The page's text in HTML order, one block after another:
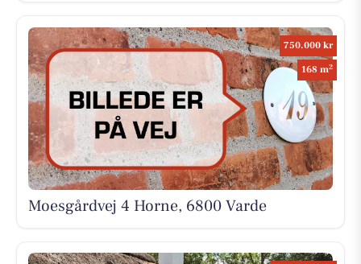
750.000 kr
168 m2
Moesgårdvej 4 Horne, 6800 Varde